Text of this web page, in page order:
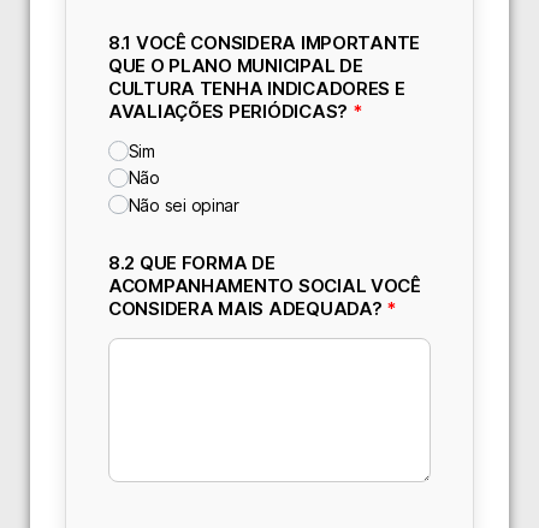
8.1 VOCÊ CONSIDERA IMPORTANTE
QUE O PLANO MUNICIPAL DE
CULTURA TENHA INDICADORES E
AVALIAÇÕES PERIÓDICAS? *
Sim
Não
Não sei opinar
8.2 QUE FORMA DE
ACOMPANHAMENTO SOCIAL VOCÊ
CONSIDERA MAIS ADEQUADA? *